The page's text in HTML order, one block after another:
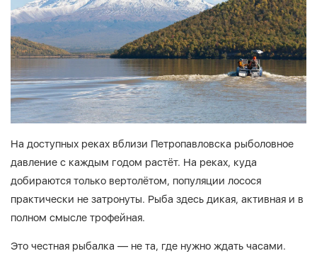
На доступных реках вблизи Петропавловска рыболовное
давление с каждым годом растёт. На реках, куда
добираются только вертолётом, популяции лосося
практически не затронуты. Рыба здесь дикая, активная и в
полном смысле трофейная.
Это честная рыбалка — не та, где нужно ждать часами.